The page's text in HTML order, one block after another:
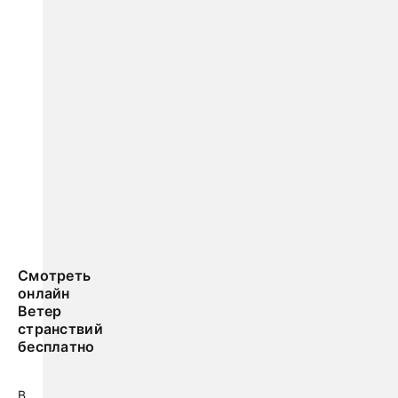
Смотреть
онлайн
Ветер
странствий
бесплатно
В